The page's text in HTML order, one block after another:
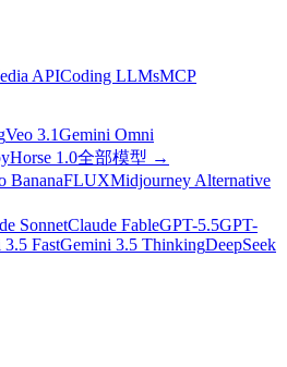
APICoding LLMsMCP
Veo 3.1Gemini Omni
1.0全部模型 →
BananaFLUXMidjourney Alternative
SonnetClaude FableGPT-5.5GPT-
FastGemini 3.5 ThinkingDeepSeek